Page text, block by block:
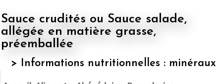
Sauce crudités ou Sauce salade,
allégée en matière grasse,
préemballée
> Informations nutritionnelles : minéraux